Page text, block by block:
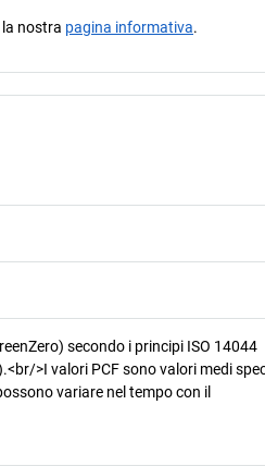
nostra pagina informativa.
secondo i principi ISO 14044
>I valori PCF sono valori medi
variare nel tempo con il